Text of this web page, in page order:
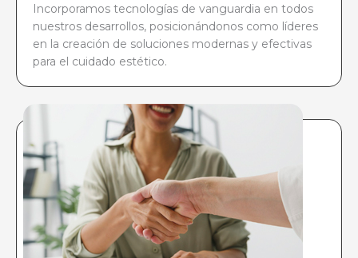
Incorporamos tecnologías de vanguardia en todos
nuestros desarrollos, posicionándonos como líderes
en la creación de soluciones modernas y efectivas
para el cuidado estético.